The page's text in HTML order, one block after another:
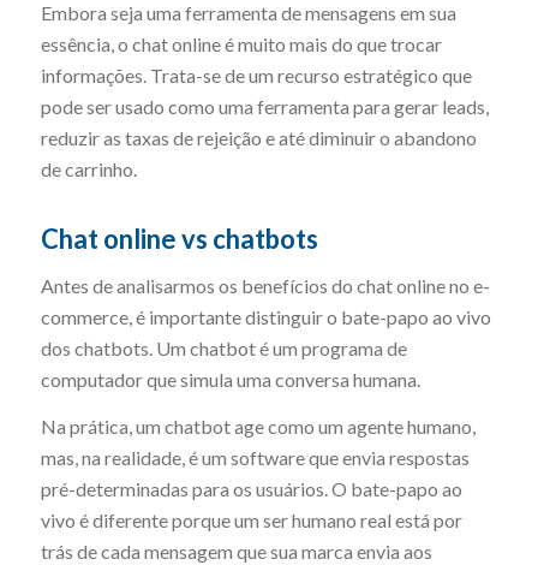
Embora seja uma ferramenta de mensagens em sua
essência, o chat online é muito mais do que trocar
informações. Trata-se de um recurso estratégico que
pode ser usado como uma ferramenta para gerar leads,
reduzir as taxas de rejeição e até diminuir o abandono
de carrinho.
Chatonline vs chatbots
Antes de analisarmos os benefícios do chat online no e-
commerce, é importante distinguir o bate-papo ao vivo
dos chatbots. Um chatbot é um programa de
computador que simula uma conversa humana.
Na prática, um chatbot age como um agente humano,
mas, na realidade, é um software que envia respostas
pré-determinadas para os usuários. O bate-papo ao
vivo é diferente porque um ser humano real está por
trás de cada mensagem que sua marca envia aos